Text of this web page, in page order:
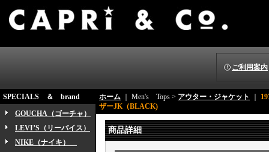
ご利用案内
SPECIALS ＆ brand
GOUCHA（ゴーチャ）
LEVI’S（リーバイス）
NIKE（ナイキ）
ホーム ｜ Men's Tops > アウター・ジャケット
ザーJK（BLACK)
商品詳細